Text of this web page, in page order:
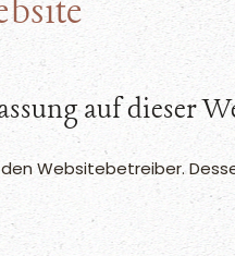
auf dieser
Websitebetreiber.